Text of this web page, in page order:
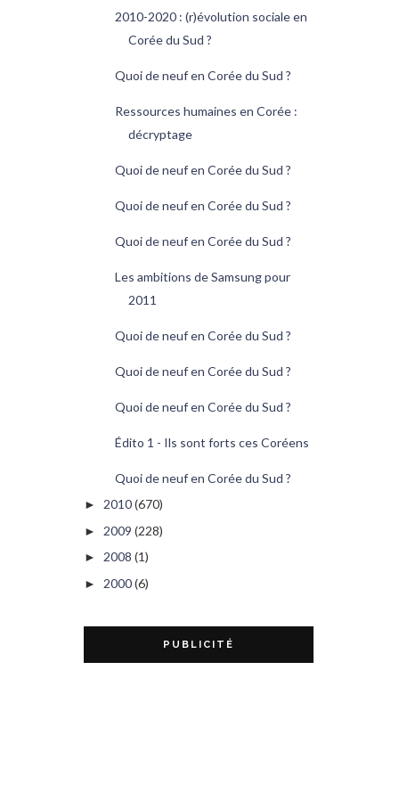
2010-2020 : (r)évolution sociale en
Corée du Sud ?
Quoi de neuf en Corée du Sud ?
Ressources humaines en Corée :
décryptage
Quoi de neuf en Corée du Sud ?
Quoi de neuf en Corée du Sud ?
Quoi de neuf en Corée du Sud ?
Les ambitions de Samsung pour
2011
Quoi de neuf en Corée du Sud ?
Quoi de neuf en Corée du Sud ?
Quoi de neuf en Corée du Sud ?
Édito 1 - Ils sont forts ces Coréens
Quoi de neuf en Corée du Sud ?
► 2010(670)
► 2009 (228)
► 2008 (1)
► 2000(6)
PUBLICITÉ